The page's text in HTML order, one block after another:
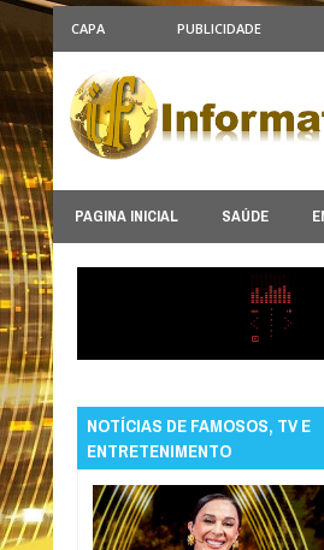
CAPA PUBLICIDADE
PAGINA INICIAL SAÚDE
NOTÍCIAS DE FAMOSOS, TV E
ENTRETENIMENTO